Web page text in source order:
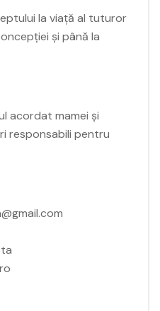
la viață al tuturor
și până la
acordat mamei și
responsabili pentru